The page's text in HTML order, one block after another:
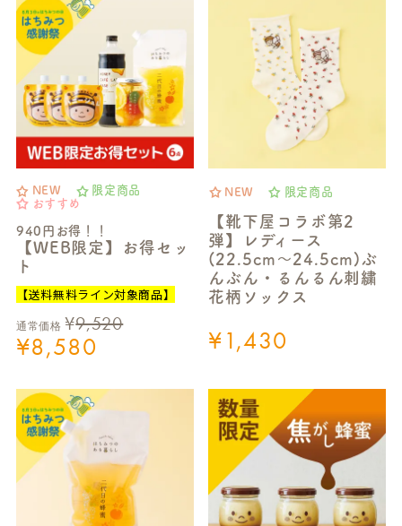
NEW
限定商品
おすすめ
940円お得！！
【WEB限定】お得セッ
ト
【送料無料ライン対象商品】
通常価格 ¥9,520
¥8,580
NEW 限定商品
【靴下屋コラボ第2
弾】レディース
(22.5cm～24.5cm)ぶ
んぶん・るんるん刺繍
花柄ソックス
¥1,430